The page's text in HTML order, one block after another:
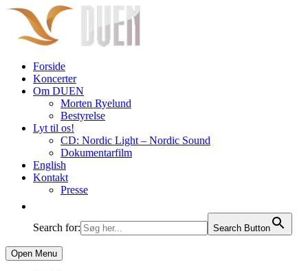
Forside
Koncerter
Om DUEN
Morten Ryelund
Bestyrelse
Lyt til os!
CD: Nordic Light – Nordic Sound
Dokumentarfilm
English
Kontakt
Presse
Search for: Search Button
Open Menu